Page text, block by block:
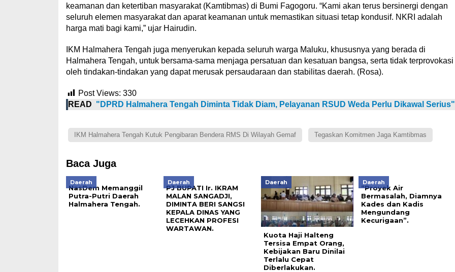
keamanan dan ketertiban masyarakat (Kamtibmas) di Bumi Fagogoru. “Kami akan terus bersinergi dengan
seluruh elemen masyarakat dan aparat keamanan untuk memastikan situasi tetap kondusif. NKRI adalah
harga mati bagi kami,” ujar Hairudin.
IKM Halmahera Tengah juga menyerukan kepada seluruh warga Maluku, khususnya yang berada di
Halmahera Tengah, untuk bersama-sama menjaga persatuan dan kesatuan bangsa, serta tidak terprovokasi
oleh tindakan-tindakan yang dapat merusak persaudaraan dan stabilitas daerah. (Rosa).
Post Views: 330
READ "DPRD Halmahera Tengah Diminta Tidak Diam, Pelayanan RSUD Weda Perlu Dikawal
IKM Halmahera Tengah Kutuk Pengibaran Bendera RMS Di Wilayah Gemaf Tegaskan Komitmen Jaga Kamtibmas
Baca Juga
Daerah
NasDem Memanggil
Putra-Putri Daerah
Halmahera Tengah.
Daerah
PJ BUPATI Ir. IKRAM
MALAN SANGADJI,
DIMINTA BERI SANGSI
KEPALA DINAS YANG
LECEHKAN PROFESI
WARTAWAN.
Daerah
Kuota Haji Halteng
Tersisa Empat Orang,
Kebijakan Baru Dinilai
Terlalu Cepat
Diberlakukan.
Daerah
“Proyek Air
Bermasalah, Diamnya
Kades dan Kadis
Mengundang
Kecurigaan”.